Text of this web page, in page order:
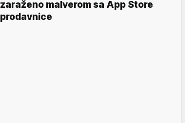
zaraženo malverom sa App Store
prodavnice